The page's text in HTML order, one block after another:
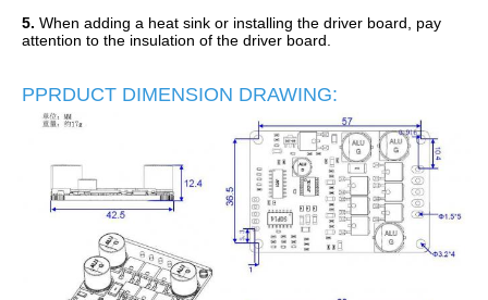
5. When adding a heat sink or installing the driver board, pay
attention to the insulation of the driver board.
PPRDUCT DIMENSION DRAWING: